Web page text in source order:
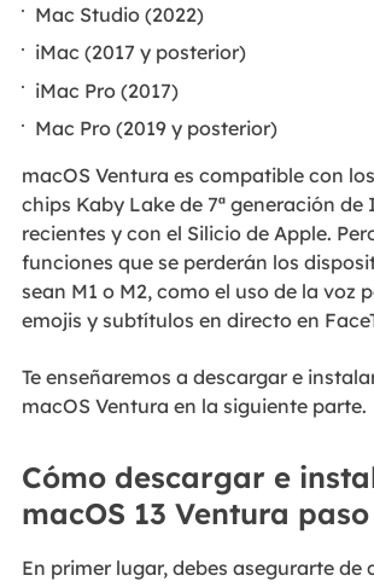
Mac Studio (2022)
iMac (2017 y posterior)
iMac Pro (2017)
Mac Pro (2019 y posterior)
macOS Ventura es compatible con
chips Kaby Lake de 7ª generación de
recientes y con el Silicio de Apple.
funciones que se perderán los
sean M1 o M2, como el uso de la voz
emojis y subtítulos en directo en
Te enseñaremos a descargar e
macOS Ventura en la siguiente parte.
Cómo descargar e
macOS 13 Ventura
En primer lugar, debes asegurarte de